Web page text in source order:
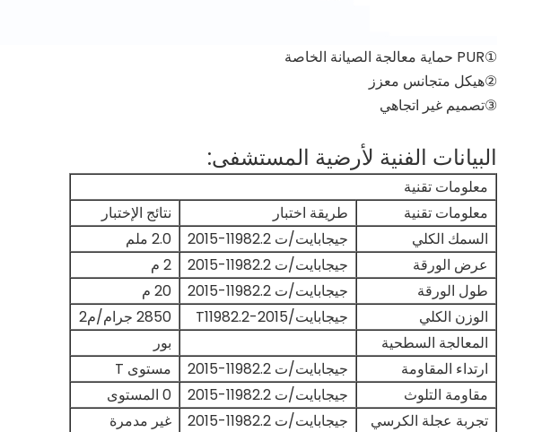
①PUR حماية معالجة الصيانة الخاصة
②هيكل متجانس معزز
③تصميم غير اتجاهي
البيانات الفنية لأرضية المستشفى:
معلومات تقنية
معلومات تقنية
طريقة اختبار
نتائج الإختبار
السمك الكلي
جيجابايت/ت 11982.2-2015
2.0 ملم
عرض الورقة
جيجابايت/ت 11982.2-2015
2 م
طول الورقة
جيجابايت/ت 11982.2-2015
20 م
الوزن الكلي
جيجابايت/T11982.2-2015
2850 جرام/م2
المعالجة السطحية
بور
ارتداء المقاومة
جيجابايت/ت 11982.2-2015
مستوى T
مقاومة التلوث
جيجابايت/ت 11982.2-2015
0 المستوى
تجربة عجلة الكرسي
جيجابايت/ت 11982.2-2015
غير مدمرة